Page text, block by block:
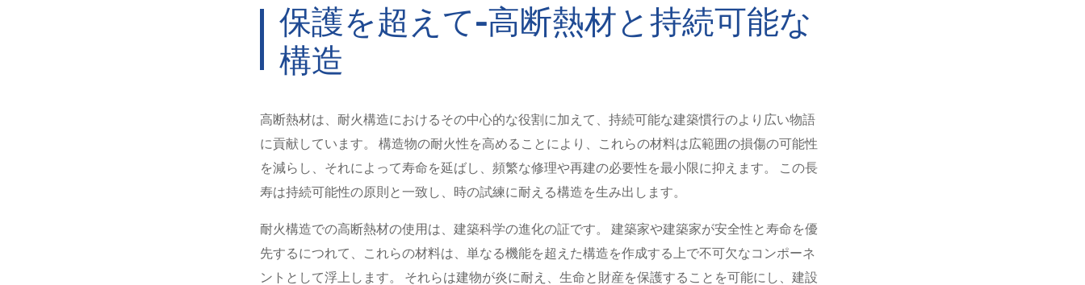
保護を超えて-高断熱材と持続可能な
構造
高断熱材は、耐火構造におけるその中心的な役割に加えて、持続可能な建築慣行のより広い物語
に貢献しています。 構造物の耐火性を高めることにより、これらの材料は広範囲の損傷の可能性
を減らし、それによって寿命を延ばし、頻繁な修理や再建の必要性を最小限に抑えます。 この長
寿は持続可能性の原則と一致し、時の試練に耐える構造を生み出します。
耐火構造での高断熱材の使用は、建築科学の進化の証です。 建築家や建築家が安全性と寿命を優
先するにつれて、これらの材料は、単なる機能を超えた構造を作成する上で不可欠なコンポーネ
ントとして浮上します。 それらは建物が炎に耐え、生命と財産を保護することを可能にし、建設